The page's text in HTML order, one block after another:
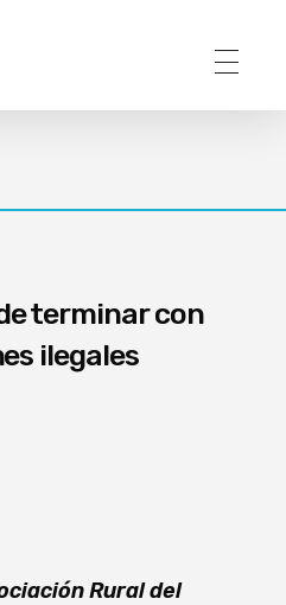
terminar con
ilegales
Rural del